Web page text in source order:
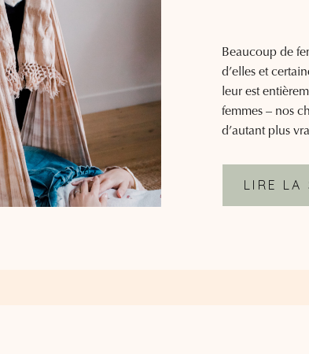
Beaucoup de
d’elles et
leur est
femmes – nos
d’autant plus
LIRE LA